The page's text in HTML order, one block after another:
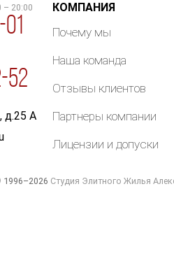
– 20:00
52
д.25 А
КОМПАНИЯ
Почему мы
Наша команда
Отзывы клиентов
Партнеры компании
Лицензии и допуски
1996–2026 Студия Элитного Жилья